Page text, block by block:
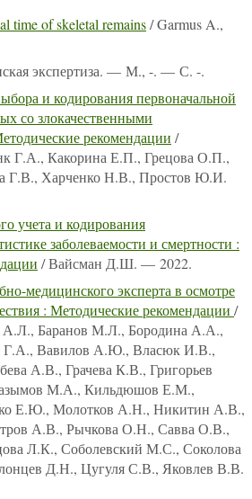
time of skeletal remains/ Garmus A.,
экспертиза. — М., -. — С. -.
и кодирования первоначальной
со злокачественными
рекомендации /
Г.А., Какорина Е.П., Грецова О.П.,
Г.В., Харченко Н.В., Простов Ю.И.
учета и кодирования
заболеваемости и смертности :
/ Вайсман Д.Ш. — 2022.
медицинского эксперта в осмотре
: Методические рекомендации /
Баранов М.Л., Бородина А.А.,
Г.А., Вавилов А.Ю., Власюк И.В.,
А.В., Грачева К.В., Григорьев
М.А., Кильдюшов Е.М.,
Е.Ю., Молотков А.Н., Никитин А.В.,
А.В., Рычкова О.Н., Савва О.В.,
Л.К., Соболевский М.С., Соколова
Д.Н., Цугуля С.В., Яковлев В.В.